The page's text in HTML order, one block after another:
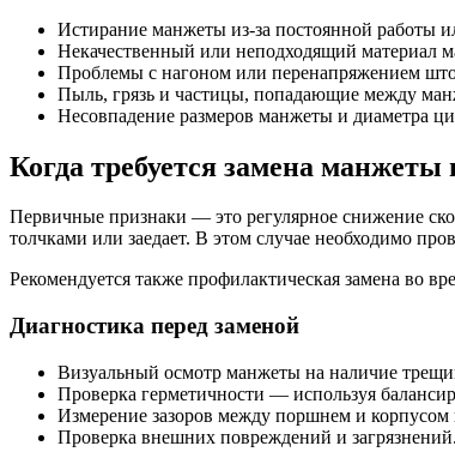
Истирание манжеты из-за постоянной работы
Некачественный или неподходящий материал
Проблемы с нагоном или перенапряжением
Пыль, грязь и частицы, попадающие между
Несовпадение размеров манжеты и диаметра
Когда требуется замена
Первичные признаки — это регулярное снижение
толчками или заедает. В этом случае необходимо
Рекомендуется также профилактическая замена во
Диагностика перед заменой
Визуальный осмотр манжеты на наличие
Проверка герметичности — используя
Измерение зазоров между поршнем и корпусом
Проверка внешних повреждений и загрязнений.